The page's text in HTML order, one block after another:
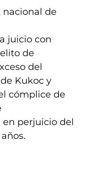
nacional de
juicio con
de
del
Kukoc y
cómplice de
perjuicio del